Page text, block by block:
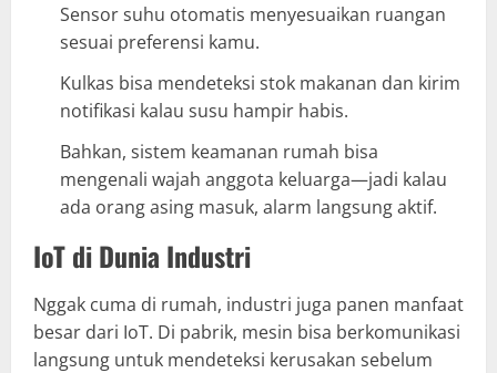
Sensor suhu otomatis menyesuaikan ruangan
sesuai preferensi kamu.
Kulkas bisa mendeteksi stok makanan dan kirim
notifikasi kalau susu hampir habis.
Bahkan, sistem keamanan rumah bisa
mengenali wajah anggota keluarga—jadi kalau
ada orang asing masuk, alarm langsung aktif.
IoT di Dunia Industri
Nggak cuma di rumah, industri juga panen manfaat
besar dari IoT. Di pabrik, mesin bisa berkomunikasi
langsung untuk mendeteksi kerusakan sebelum